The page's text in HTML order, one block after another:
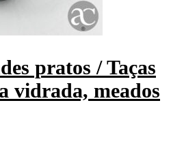
pratos / Taças
vidrada, meados